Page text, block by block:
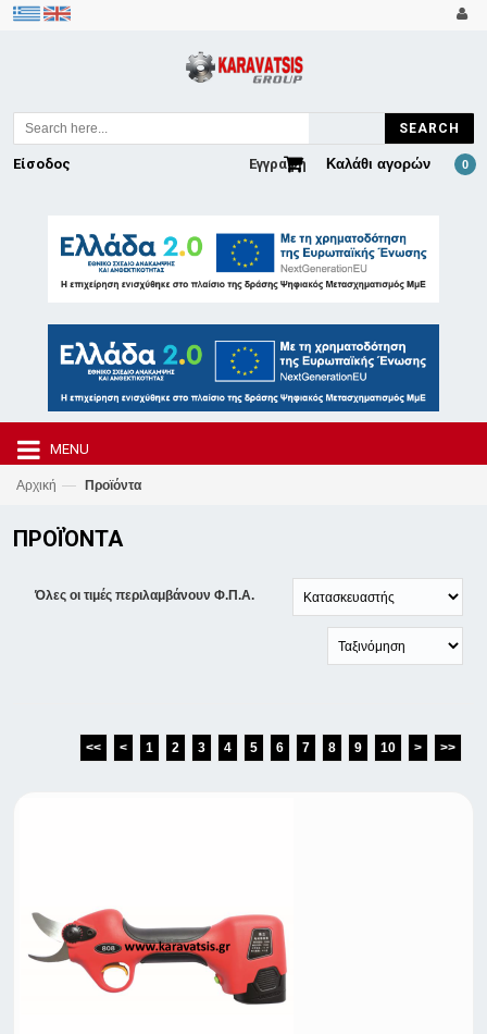
SEARCH
Καλάθι αγορών 0
Εγγραφή
Είσοδος
MENU
Αρχική — Προϊόντα
ΠΡΟΪΌΝΤΑ
Όλες οι τιμές περιλαμβάνουν Φ.Π.Α.
<< < 1 2 3 4 5 6 7 8 9 10 > >>